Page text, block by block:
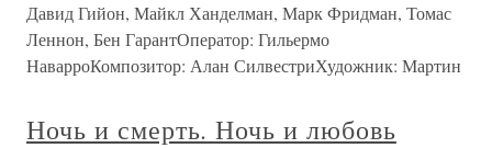
Давид Гийон, Майкл Ханделман, Марк Фридман, Томас
Леннон, Бен ГарантОператор: Гильермо
НаварроКомпозитор: Алан СилвестриХудожник: Мартин
Ночь и смерть. Ночь и любовь